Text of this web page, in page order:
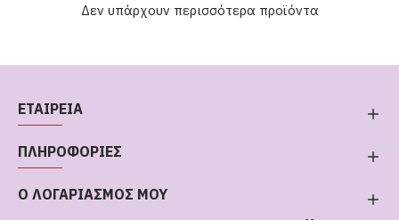
Δεν υπάρχουν περισσότερα προϊόντα
ΕΤΑΙΡΕΙΑ
ΠΛΗΡΟΦΟΡΙΕΣ
Ο ΛΟΓΑΡΙΑΣΜΟΣ ΜΟΥ